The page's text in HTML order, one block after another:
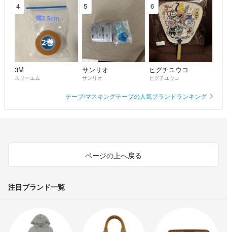
4
3M
スリーエム
5
サンリオ
サンリオ
6
ヒグチユウコ
ヒグチユウコ
テープ/マスキングテープの人気ブランドランキング
ページの上へ戻る
注目ブランド一覧